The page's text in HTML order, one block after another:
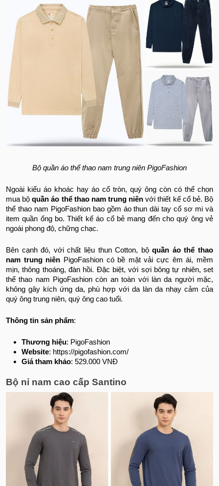
Bộ quần áo thể thao nam trung niên PigoFashion
Ngoài kiểu áo khoác hay áo cổ tròn, quý ông còn có thể chọn
mua bộquần áo thể thao nam trung niên với thiết kế cổ bẻ. Bộ
thể thao nam PigoFashion bao gồm áo thun dài tay cổ sơ mi và
item quần ống bo. Thiết kế áo cổ bẻ mang đến cho quý ông vẻ
ngoài phong độ, chững chạc.
Bên cạnh đó, với chất liệu thun Cotton, bộquần áo thể thao
nam trung niên PigoFashion có bề mặt vải cực êm ái, mềm
mịn, thông thoáng, đàn hồi. Đặc biệt, với sợi bông tự nhiên, set
thể thao nam PigoFashion còn an toàn với làn da người mặc,
không gây kích ứng da, phù hợp với da làn da nhạy cảm của
quý ông trung niên, quý ông cao tuổi.
Thông tin sản phẩm:
Thương hiệu: PigoFashion
Website: https://pigofashion.com/
Giá tham khảo: 529.000 VNĐ
Bộ nỉ nam cao cấp Santino